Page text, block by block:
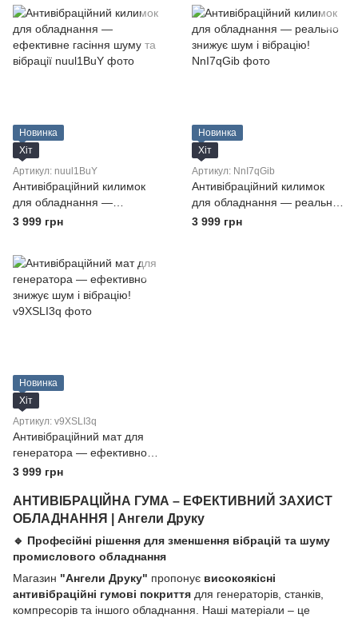
Новинка
Хіт
Артикул: nuul1BuY
Антивібраційний килимок
для обладнання —
ефективне гасіння шуму та
3 999 грн
Новинка
Хіт
Артикул: NnI7qGib
Антивібраційний килимок
для обладнання — реально
знижує шум і вібрацію!
3 999 грн
Новинка
Хіт
Артикул: v9XSLI3q
Антивібраційний мат для
генератора — ефективно
знижує шум і вібрацію!
3 999 грн
АНТИВІБРАЦІЙНА ГУМА – ЕФЕКТИВНИЙ ЗАХИСТ
ОБЛАДНАННЯ | Ангели Друку
🔹 Професійні рішення для зменшення вібрацій та шуму
промислового обладнання
Магазин "Ангели Друку" пропонує високоякісні
антивібраційні гумові покриття для генераторів, станків,
компресорів та іншого обладнання. Наші матеріали – це